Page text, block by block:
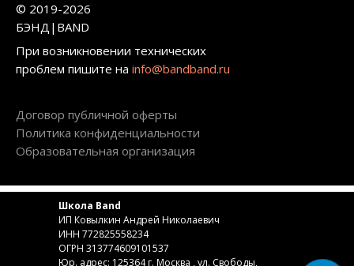
Договор публичной оферты
Политика конфиденциальности
Образовательная организация
При возникновении технических
проблем пишите на info@bandband.ru
© 2019-2026
БЭНД|BAND
Школа Band
ИП Ковылкин Андрей Николаевич
ИНН 772825558234
ОГРН 313774609101537
Юр. адрес: 125364 г. Москва , ул. Свободы,